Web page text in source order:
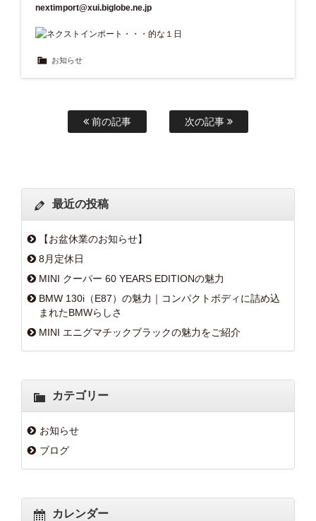
nextimport@xui.biglobe.ne.jp
お知らせ
前の記事 次の記事
最近の投稿
【お盆休業のお知らせ】
8月定休日
MINI クーパー 60 YEARS EDITIONの魅力
BMW 130i（E87）の魅力｜コンパクトボディに詰め込
まれたBMWらしさ
MINI エニグマチックブラックの魅力をご紹介
カテゴリー
お知らせ
ブログ
カレンダー